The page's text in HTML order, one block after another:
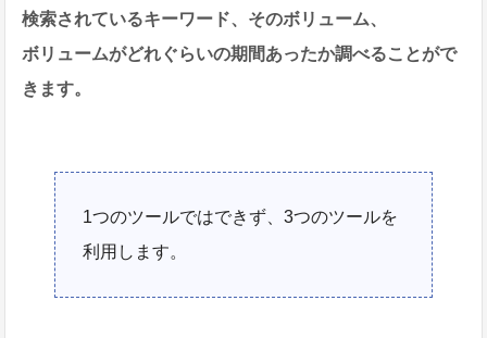
検索されているキーワード、そのボリューム、
ボリュームがどれぐらいの期間あったか調べることがで
きます。
1つのツールではできず、3つのツールを
利用します。